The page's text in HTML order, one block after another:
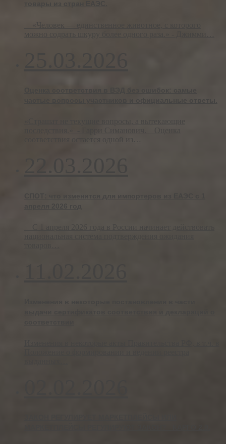
«Человек — единственное животное, с которого